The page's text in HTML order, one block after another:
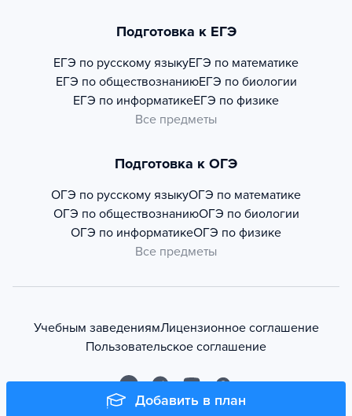
Добавить в план
Подготовка к ЕГЭ
ЕГЭ по русскому языкуЕГЭ по математике
ЕГЭ по обществознаниюЕГЭ по биологии
ЕГЭ по информатикеЕГЭ по физике
Все предметы
Подготовка к ОГЭ
ОГЭ по русскому языкуОГЭ по математике
ОГЭ по обществознаниюОГЭ по биологии
ОГЭ по информатикеОГЭ по физике
Все предметы
Учебным заведениямЛицензионное соглашение
Пользовательское соглашение